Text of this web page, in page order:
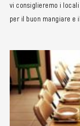
vi consiglieremo i
per il buon mangiare e